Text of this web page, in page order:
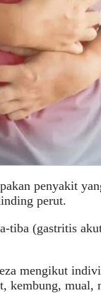
penyakit
perut.
tiba (gastritis
mengikut
kembung, mual,